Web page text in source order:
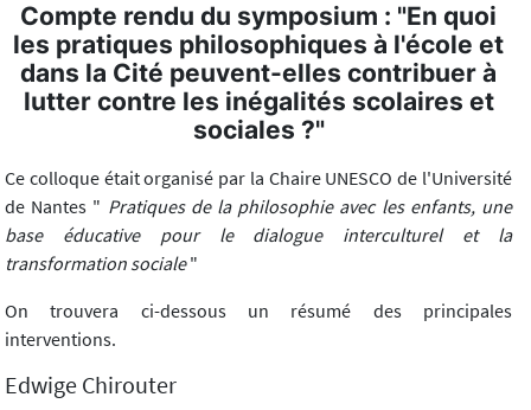
Compte rendu du symposium : "En quoi
les pratiques philosophiques à l'école et
dans la Cité peuvent-elles contribuer à
lutter contre les inégalités scolaires et
sociales ?"
Ce colloque était organisé par la Chaire UNESCO de l'Université
de Nantes " Pratiques de la philosophie avec les enfants, une
base éducative pour le dialogue interculturel et la
transformation sociale"
On trouvera ci-dessous un résumé des principales
interventions.
Edwige Chirouter